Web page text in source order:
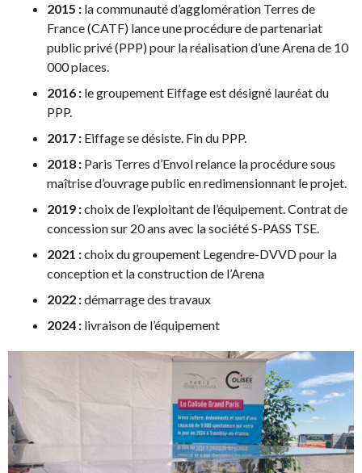
2015 : la communauté d’agglomération Terres de
France (CATF) lance une procédure de partenariat
public privé (PPP) pour la réalisation d’une Arena de 10
000 places.
2016 : le groupement Eiffage est désigné lauréat du
PPP.
2017 : Eiffage se désiste. Fin du PPP.
2018 : Paris Terres d’Envol relance la procédure sous
maîtrise d’ouvrage public en redimensionnant le projet.
2019 :choix de l’exploitant de l’équipement. Contrat de
concession sur 20 ans avec la société S-PASS TSE.
2021 :choix du groupement Legendre-DVVD pour la
conception et la construction de l’Arena
2022 :démarrage des travaux
2024 : livraison de l’équipement